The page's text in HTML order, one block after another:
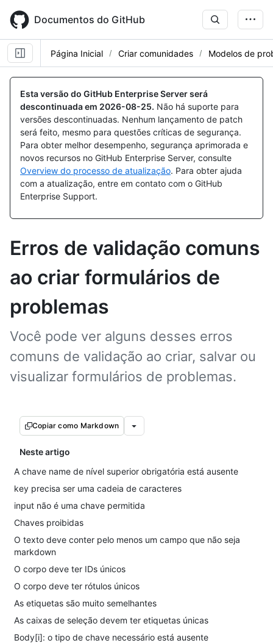
main
content
Documentos do GitHub
Página Inicial Criar comunidades Modelos de
Esta versão do GitHub Enterprise Server será
descontinuada em 2026-08-25. Não há suporte para
versões descontinuadas. Nenhum lançamento de patch
será feito, mesmo para questões críticas de segurança.
Para obter melhor desempenho, segurança aprimorada e
novos recursos no GitHub Enterprise Server, consulte
Overview do processo de atualização. Para obter ajuda
com a atualização, entre em contato com o GitHub
Enterprise Support.
Erros de validação comuns
ao criar formulários de
problemas
Você pode ver alguns desses erros
comuns de validação ao criar, salvar ou
visualizar formulários de problemas.
Copiar como Markdown
Neste artigo
A chave name de nível superior obrigatória está ausente
key precisa ser uma cadeia de caracteres
input não é uma chave permitida
Chaves proibidas
O texto deve conter pelo menos um campo que não seja
markdown
O corpo deve ter IDs únicos
O corpo deve ter rótulos únicos
As etiquetas são muito semelhantes
As caixas de seleção devem ter etiquetas únicas
Body[i]: o tipo de chave necessário está ausente